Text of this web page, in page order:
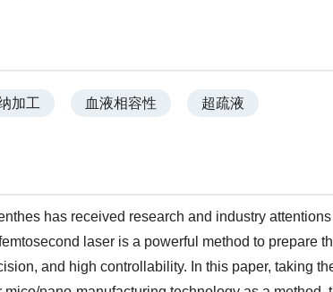
加工 血液相容性 超疏液
has received research and industry
laser is a powerful method to prepare
and high controllability. In this paper, taking